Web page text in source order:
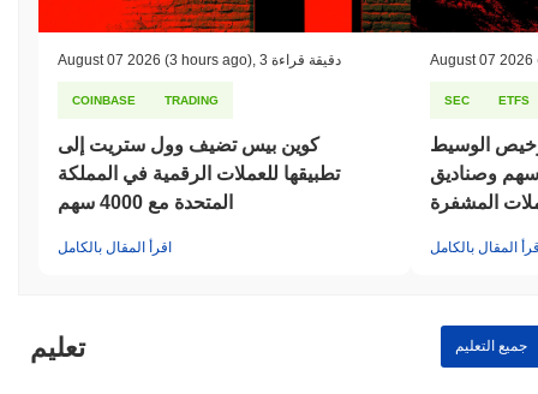
August 07 2026 (3 hours ago) 3 دقيقة قراءة
COINBASE TRADING
كوين بيس تضيف وول ستريت إلى
تطبيقها للعملات الرقمية في المملكة
المتحدة مع 4000 سهم
اقرأ المقال بالكامل
August 07 2026
SEC ETFS
الوسيط
وصناديق
المشفرة
المقال بالكامل
تعليم جميع التعليم